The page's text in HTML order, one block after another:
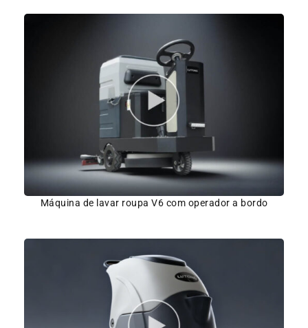
Máquina de lavar roupa V6 com operador a bordo